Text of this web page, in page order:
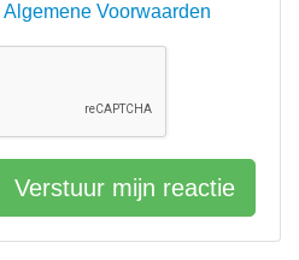
Algemene Voorwaarden
Verstuur mijn reactie